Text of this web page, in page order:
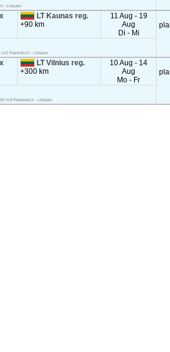
- Litauen
LT Kaunas reg.
+90 km
11 Aug - 19
Aug
Di - Mi
m3 Frankreich - Litauen
LT Vilnius reg.
+300 km
10 Aug - 14
Aug
Mo - Fr
m3 Frankreich - Litauen